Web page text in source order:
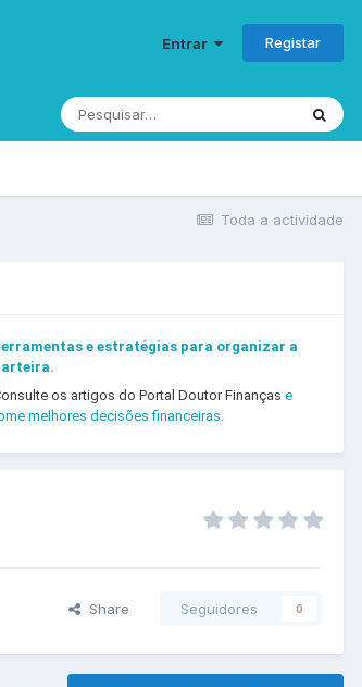
Entrar Registar
Toda a actividade
e estratégias para organizar a
os artigos do Portal Doutor Finanças e
melhores decisões financeiras.
Share Seguidores 0